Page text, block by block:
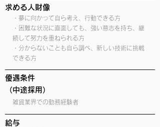
求める人財像
・夢に向かって自ら考え、行動できる方
・困難な状況に直面しても、強い意志を持ち、継
続して努力を重ねられる方
・分からないことも自ら調べ、新しい技術に挑戦
できる方
優遇条件
​（中途採用）
雑貨業界での勤務経験者
給与